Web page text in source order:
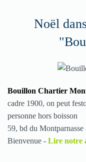
Noël
Bouillon Chartier
cadre 1900, on peut
personne hors boisson
59, bd du
Bienvenue - Lire notre